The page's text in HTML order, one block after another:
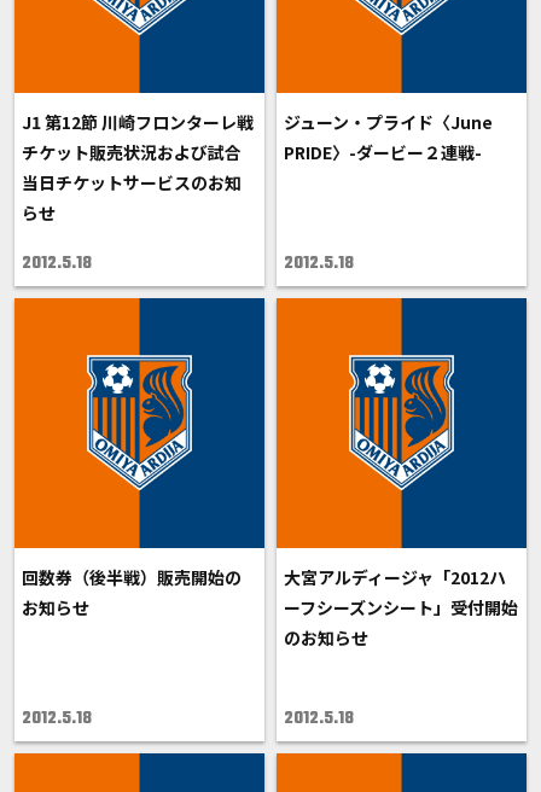
J1 第12節 川崎フロンターレ戦
チケット販売状況および試合
当日チケットサービスのお知
らせ
2012.5.18
ジューン・プライド〈June
PRIDE〉-ダービー２連戦-
2012.5.18
回数券（後半戦）販売開始の
お知らせ
2012.5.18
大宮アルディージャ「2012ハ
ーフシーズンシート」受付開始
のお知らせ
2012.5.18